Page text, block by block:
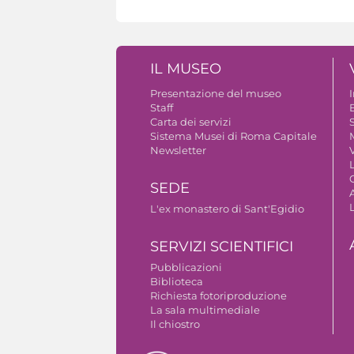
IL MUSEO
Presentazione del museo
Staff
Carta dei servizi
Sistema Musei di Roma Capitale
Newsletter
SEDE
L'ex monastero di Sant'Egidio
SERVIZI SCIENTIFICI
Pubblicazioni
Biblioteca
Richiesta fotoriproduzione
La sala multimediale
Il chiostro